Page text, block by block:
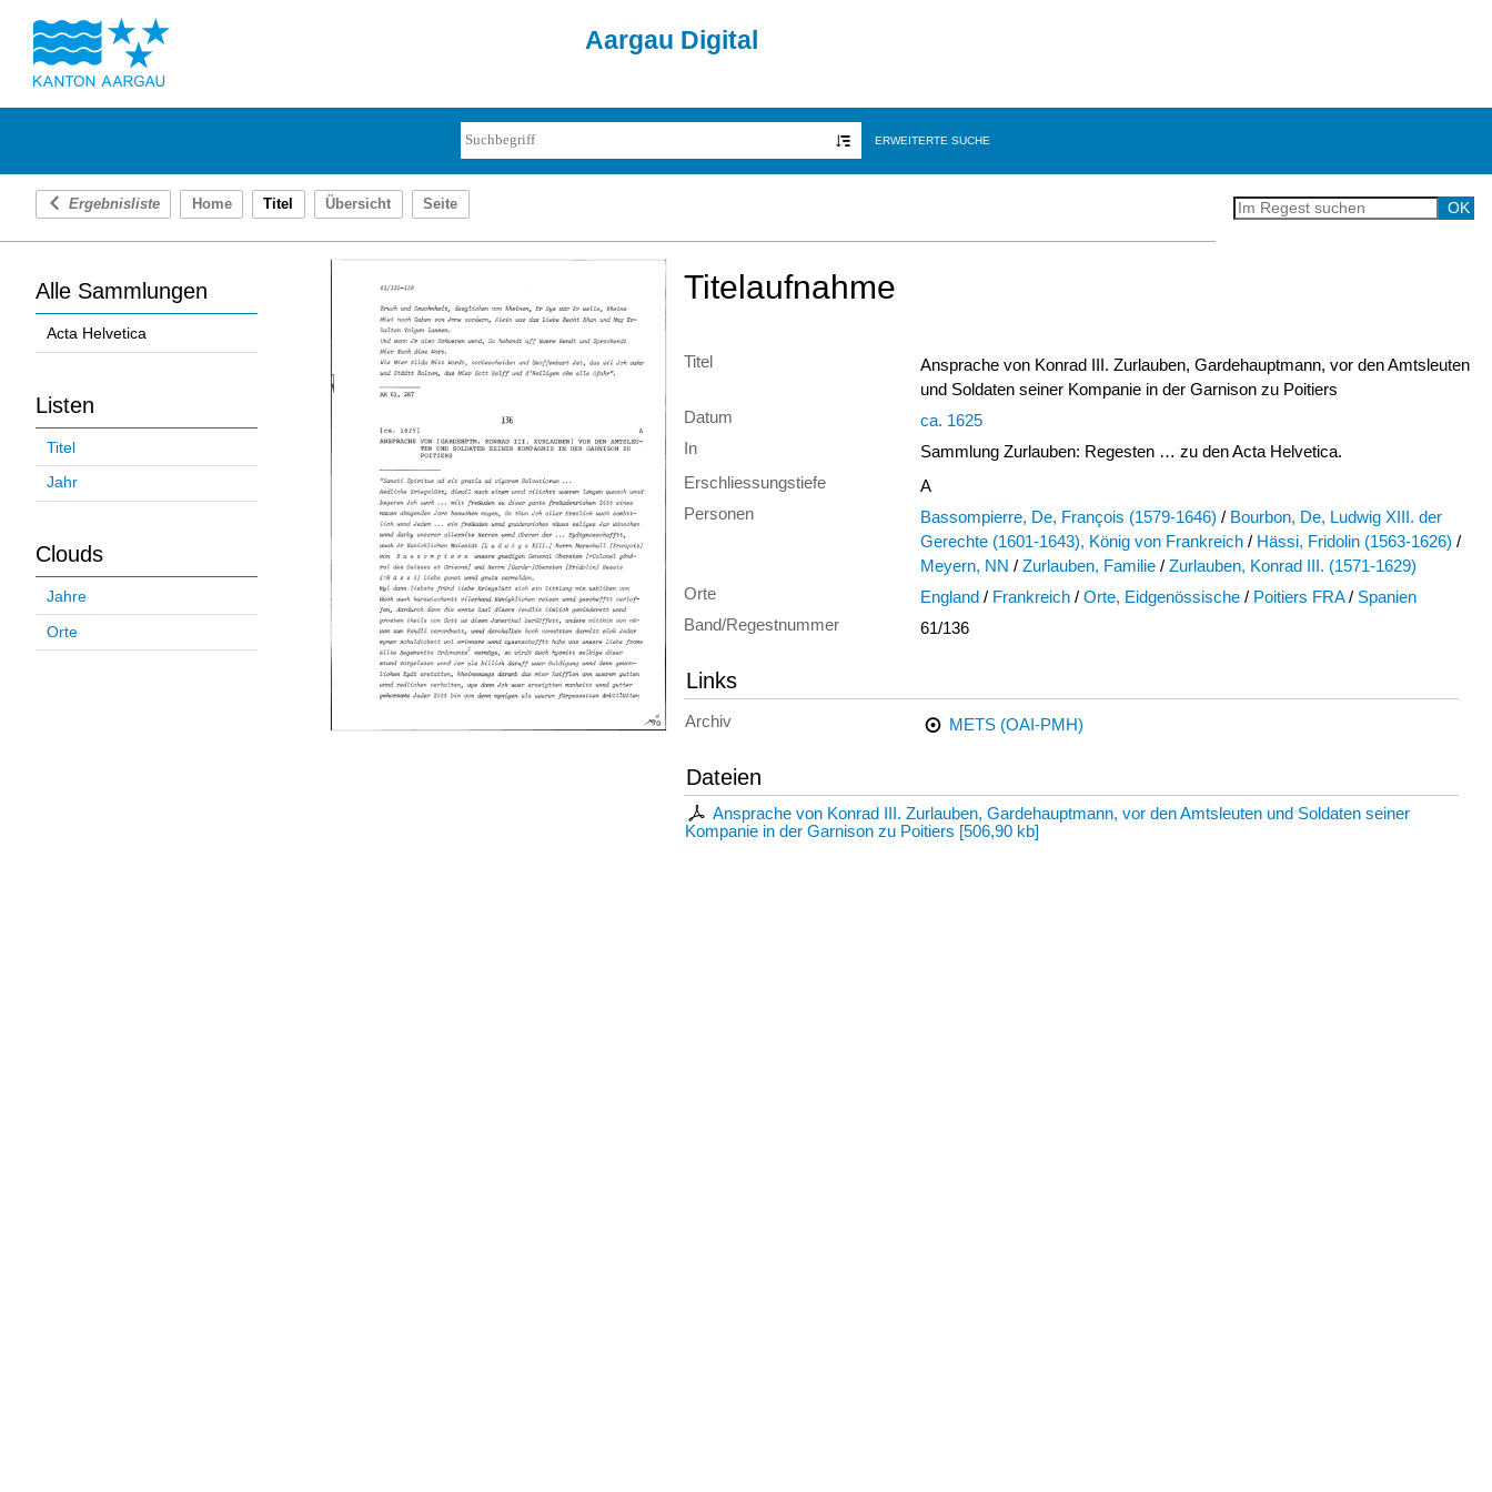
Aargau Digital
ERWEITERTE SUCHE
Ergebnisliste Home Titel Übersicht Seite
Alle Sammlungen
Acta Helvetica
Listen
Titel
Jahr
Clouds
Jahre
Orte
Titelaufnahme
Titel
Ansprache von Konrad III. Zurlauben, Gardehauptmann, vor den Amtsleuten
und Soldaten seiner Kompanie in der Garnison zu Poitiers
Datum
ca. 1625
In
Sammlung Zurlauben: Regesten … zu den Acta Helvetica.
Erschliessungstiefe
A
Personen
Bassompierre, De, François (1579-1646) / Bourbon, De, Ludwig XIII. der
Gerechte (1601-1643), König von Frankreich / Hässi, Fridolin (1563-1626) /
Meyern, NN / Zurlauben, Familie / Zurlauben, Konrad III. (1571-1629)
Orte
England / Frankreich / Orte, Eidgenössische / Poitiers FRA / Spanien
Band/Regestnummer
61/136
Links
Archiv METS (OAI-PMH)
Dateien
Ansprache von Konrad III. Zurlauben, Gardehauptmann, vor den Amtsleuten und Soldaten seiner
Kompanie in der Garnison zu Poitiers [506,90 kb]